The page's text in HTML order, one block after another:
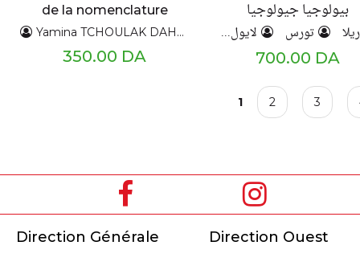
de la nomenclature
des composés
chimiques
Yamina TCHOULAK DAHOUN
350.00 DA
بيولوجيا جيولوجيا
تورس لايول قاليو
700.00 DA
g
1 2 3
Direction Générale Direction Ouest